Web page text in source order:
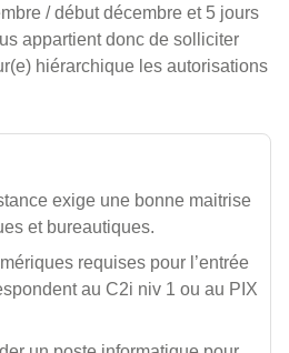
/ début décembre et 5 jours
appartient donc de solliciter
hiérarchique les autorisations
exige une bonne maitrise
et bureautiques.
requises pour l’entrée
au C2i niv 1 ou au PIX